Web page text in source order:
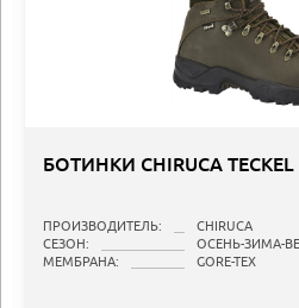
БОТИНКИ CHIRUCA TECKEL
ПРОИЗВОДИТЕЛЬ:
CHIRUCA
СЕЗОН:
ОСЕНЬ-ЗИМА-
МЕМБРАНА:
GORE-TEX